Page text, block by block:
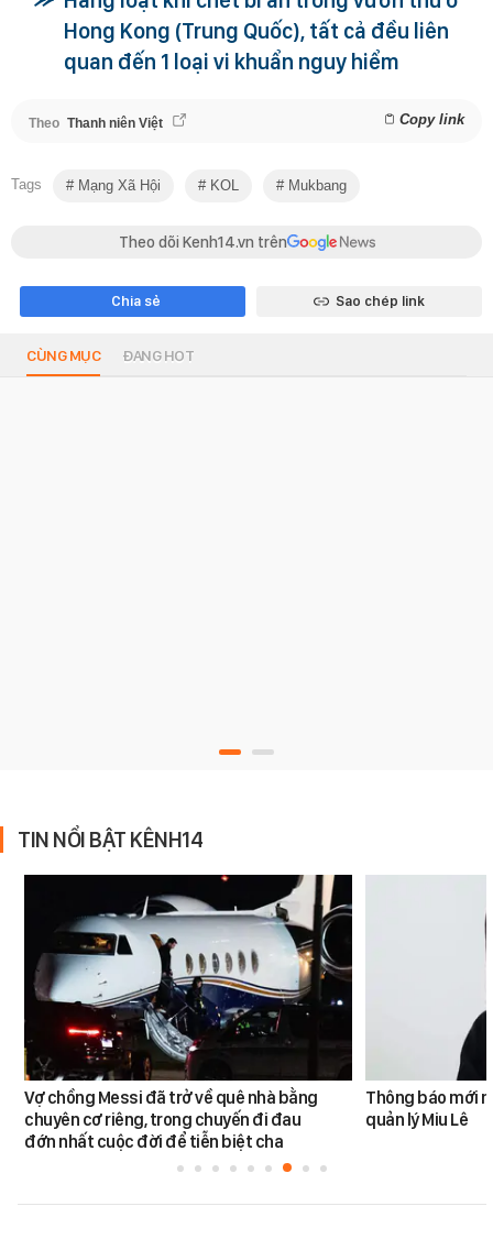
Hong Kong (Trung Quốc), tất cả đều liên
quan đến 1 loại vi khuẩn nguy hiểm
Theo Thanh niên Việt Copy link
Tags Mạng Xã Hội KOL Mukbang
Theo dõi Kenh14.vn trên
Chia sẻ Sao chép link
CÙNG MỤC ĐANG HOT
TIN NỔI BẬT KÊNH14
Vợ chồng Messi đã trở về quê nhà bằng
chuyên cơ riêng, trong chuyến đi đau
đớn nhất cuộc đời để tiễn biệt cha
Thông báo mới
quản lý Miu Lê